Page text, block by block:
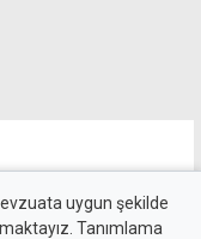
iki
uygun şekilde
Tanımlama